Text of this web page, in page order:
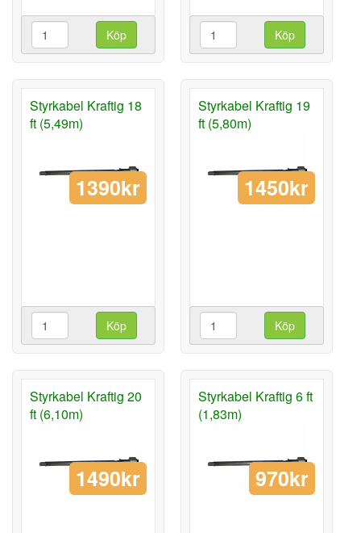
Köp Köp
Styrkabel Kraftig 18
ft (5,49m)
1390kr
Köp
Styrkabel Kraftig 19
ft (5,80m)
1450kr
Köp
Styrkabel Kraftig 20
ft (6,10m)
1490kr
Styrkabel Kraftig 6 ft
(1,83m)
970kr